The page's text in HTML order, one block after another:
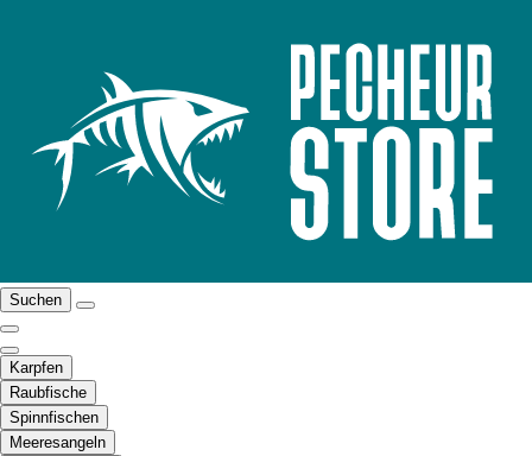
Suchen
Karpfen
Raubfische
Spinnfischen
Meeresangeln